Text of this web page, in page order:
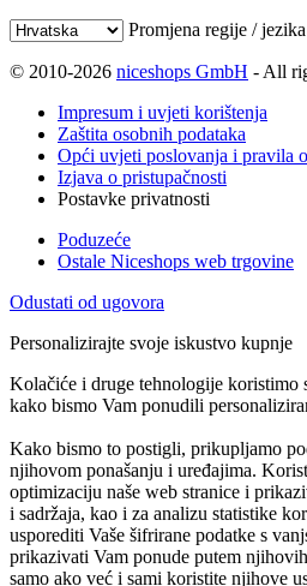
Promjena regije / jezika
© 2010-2026 niceshops GmbH - All
Impresum i uvjeti korištenja
Zaštita osobnih podataka
Opći uvjeti poslovanja i pravila
Izjava o pristupačnosti
Postavke privatnosti
Poduzeće
Ostale Niceshops web trgovine
Odustati od ugovora
Personalizirajte svoje iskustvo kupnje
Kolačiće i druge tehnologije koristimo
kako bismo Vam ponudili
Kako bismo to postigli, prikupljamo
njihovom ponašanju i uređajima.
optimizaciju naše web stranice i
i sadržaja, kao i za analizu statistike
usporediti Vaše šifrirane podatke s
prikazivati Vam ponude putem
samo ako već i sami koristite njihove